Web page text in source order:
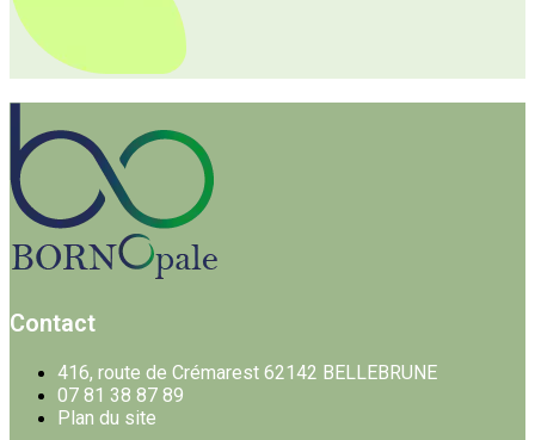
Contact
416, route de Crémarest 62142 BELLEBRUNE
07 81 38 87 89
Plan du site